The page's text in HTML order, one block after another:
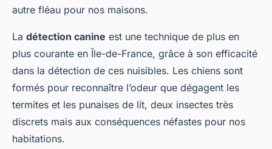
autre fléau pour nos maisons.
La détection canine est une technique de plus en
plus courante en Île-de-France, grâce à son efficacité
dans la détection de ces nuisibles. Les chiens sont
formés pour reconnaître l’odeur que dégagent les
termites et les punaises de lit, deux insectes très
discrets mais aux conséquences néfastes pour nos
habitations.